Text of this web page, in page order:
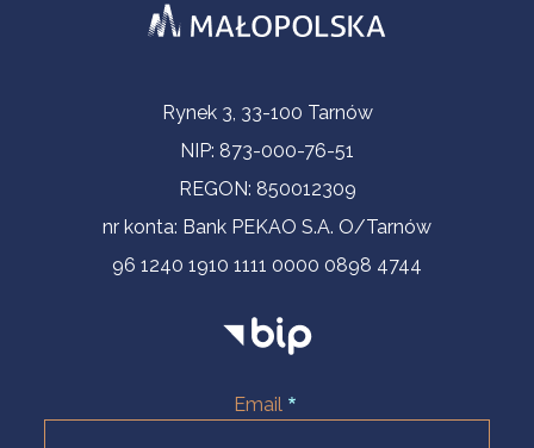
Informacje kontaktoweRynek 3, 33-100 Tarnów
NIP: 873-000-76-51
REGON: 850012309
nr konta: Bank PEKAO S.A. O/Tarnów
96 1240 1910 1111 0000 0898 4744
Email